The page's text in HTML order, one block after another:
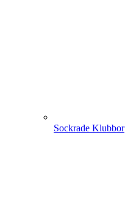
Sockrade Klubbor